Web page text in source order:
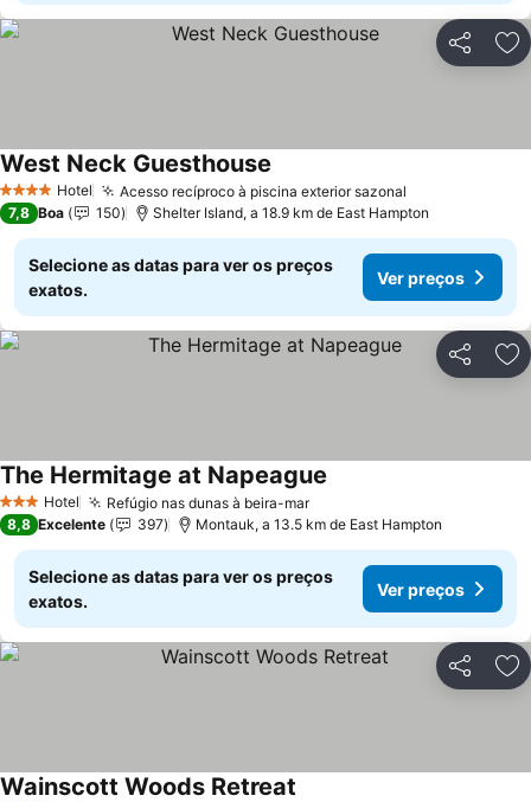
Partilhar
4 EstrelasHotel Acesso recíproco à piscina exterior sazonal
West Neck Guesthouse
7,8 Boa 150 Shelter Island, a 18.9 km de East Hampton
Selecione as datas para ver os preços
exatos.
Ver preços
Partilhar
3 EstrelasHotel Refúgio nas dunas à beira-mar
The Hermitage at Napeague
8,8 Excelente 397 Montauk, a 13.5 km de East Hampton
Selecione as datas para ver os preços
exatos.
Ver preços
Partilhar
Wainscott Woods Retreat